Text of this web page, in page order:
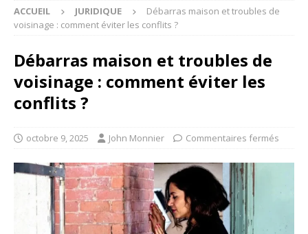
ACCUEIL JURIDIQUE
Débarras maison et troubles de
voisinage : comment éviter les conflits ?
Débarras maison et troubles de
voisinage : comment éviter les
conflits ?
octobre 9, 2025 John Monnier Commentaires fermés